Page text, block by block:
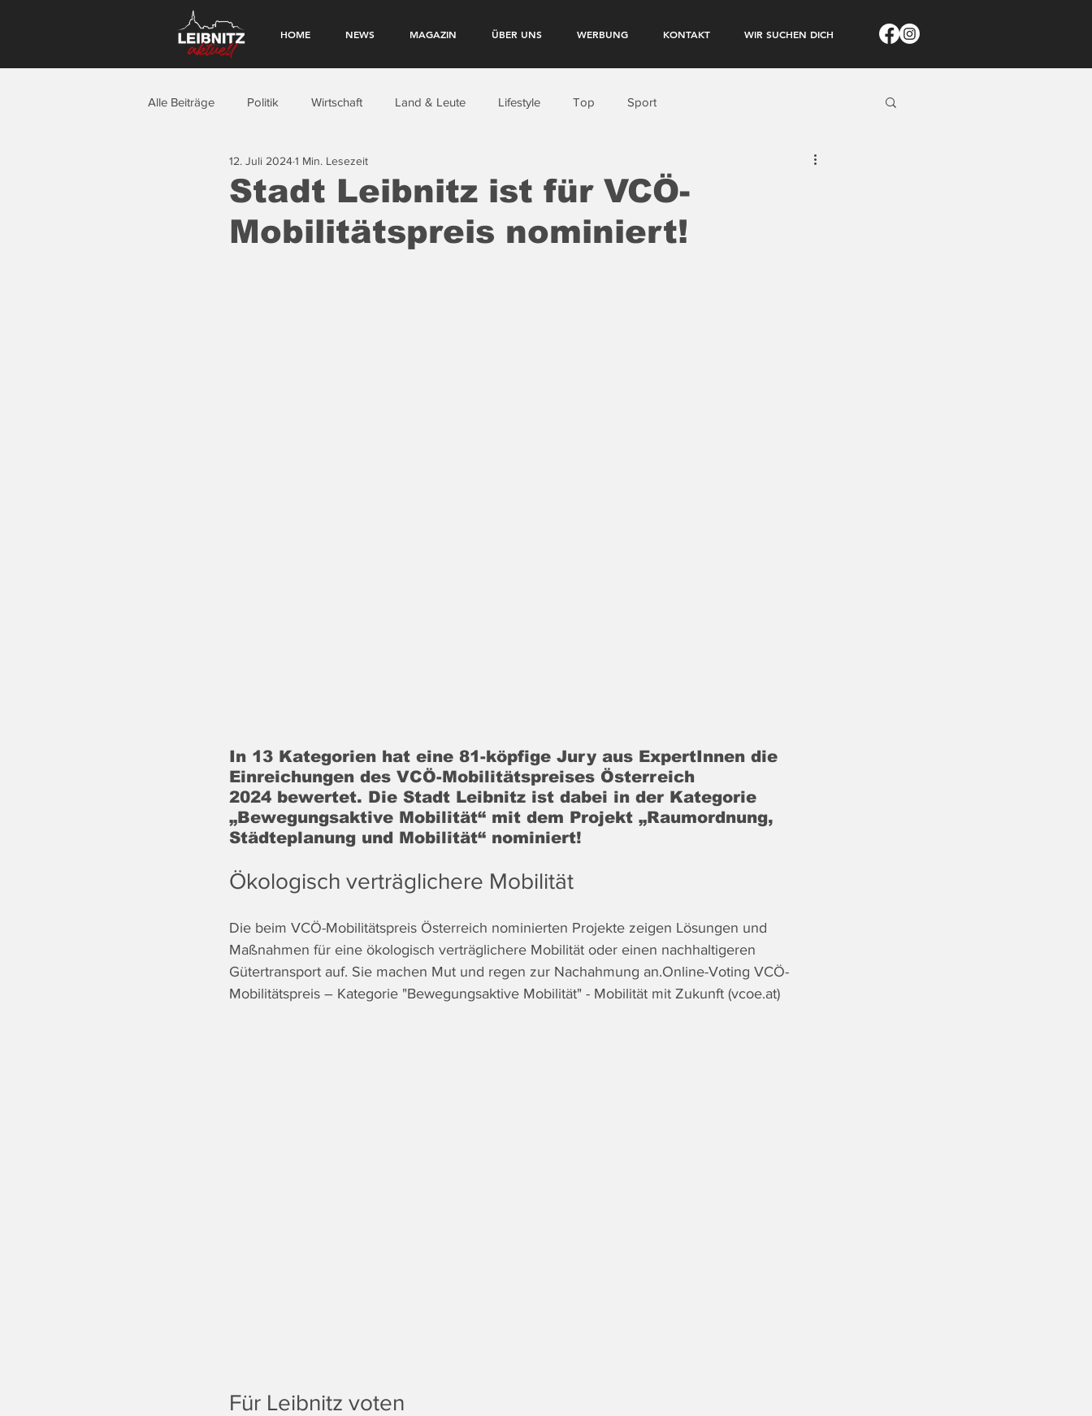
HOME NEWS MAGAZIN ÜBER UNS WERBUNG KONTAKT WIR SUCHEN DICH
Alle Beiträge Politik Wirtschaft Land & Leute Lifestyle Top Sport
Stadt Leibnitz ist für VCÖ-
Mobilitätspreis nominiert!
12. Juli 20241 Min. Lesezeit
In 13 Kategorien hat eine 81-köpfige Jury aus ExpertInnen die
Einreichungen des VCÖ-Mobilitätspreises Österreich
2024 bewertet. Die Stadt Leibnitz ist dabei in der Kategorie
„Bewegungsaktive Mobilität“ mit dem Projekt „Raumordnung,
Städteplanung und Mobilität“ nominiert!
Ökologisch verträglichere Mobilität
Die beim VCÖ-Mobilitätspreis Österreich nominierten Projekte zeigen Lösungen und
Maßnahmen für eine ökologisch verträglichere Mobilität oder einen nachhaltigeren
Gütertransport auf. Sie machen Mut und regen zur Nachahmung an.Online-Voting VCÖ-
Mobilitätspreis – Kategorie "Bewegungsaktive Mobilität" - Mobilität mit Zukunft (vcoe.at)
Für Leibnitz voten